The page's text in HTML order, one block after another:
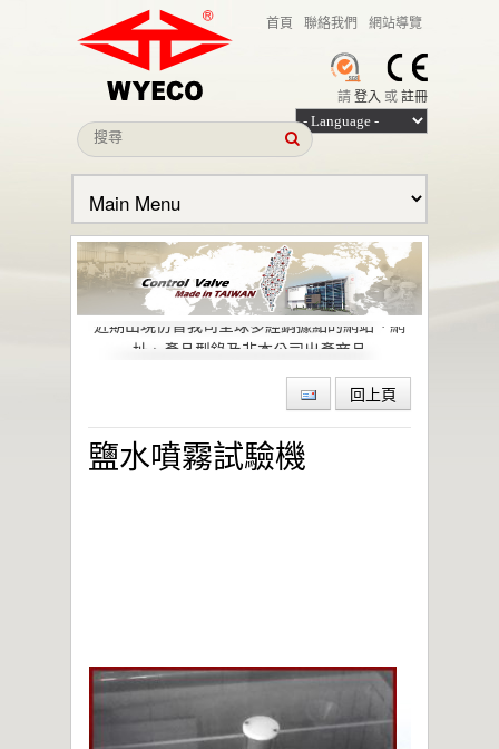
首頁 聯絡我們 網站導覽
請登入 或註冊
本公司名義遭冒用之聲明
近期出現仿冒我司全球多經銷據點的網站、網
址、產品型錄及非本公司出產商品
助力石化與特殊化學產業邁向綠色轉型與
偉允閥業聯手洛克威爾 邁向IIoT轉型
智慧工廠最佳解決方案｜設備效能管理及資訊
回上頁
鹽水噴霧試驗機